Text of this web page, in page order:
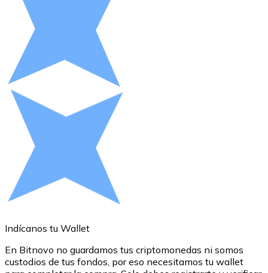
Efectivo
Compra criptomonedas con efectivo en tu tienda más
Comprar con efectivo
Transferencia SEPA
Añade fondos a tu cuenta Bitnovo o realiza compras
Comprar con Transferencia
Tarjeta de crédito / débito
Utiliza tarjetas Visa y Mastercard para comprar
Tienda - Tarjetas regalo
Nuevo
Indícanos tu Wallet
En Bitnovo no guardamos tus criptomonedas ni somos
custodios de tus fondos, por eso necesitamos tu wallet